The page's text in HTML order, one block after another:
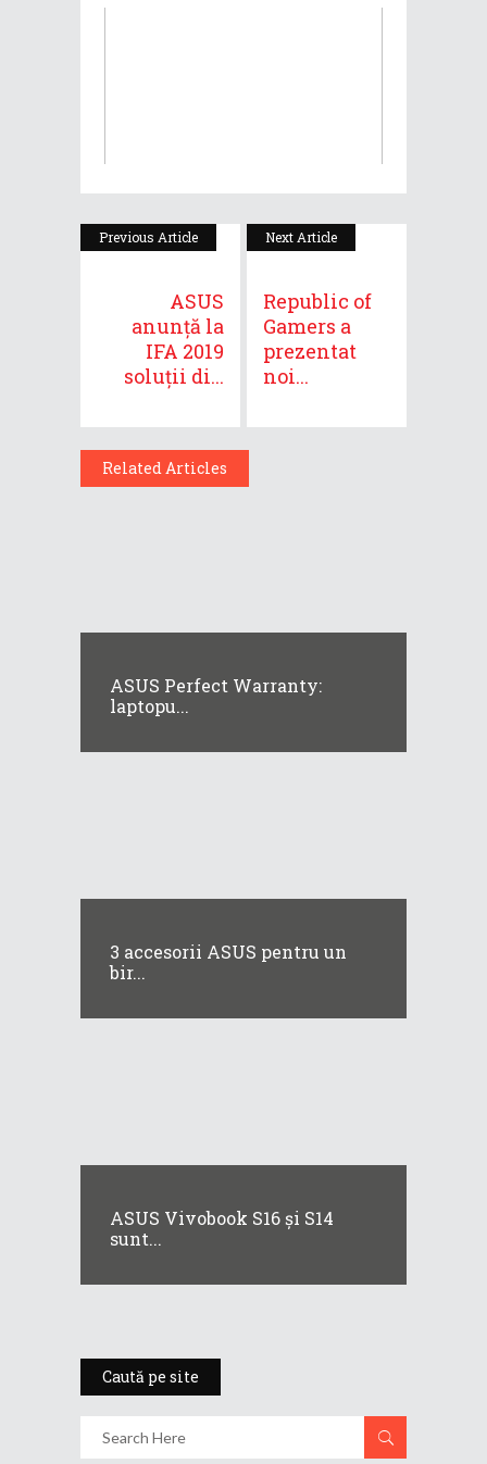
Previous Article
ASUS
anunță la
IFA 2019
soluții di...
Next Article
Republic of
Gamers a
prezentat
noi...
Related Articles
ASUS Perfect Warranty:
laptopu...
3 accesorii ASUS pentru un
bir...
ASUS Vivobook S16 și S14
sunt...
Caută pe site